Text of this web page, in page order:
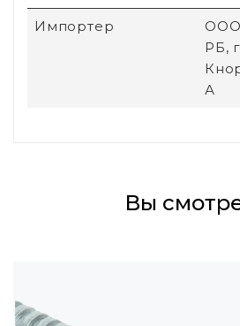
Импортер
ООО
РБ,
А
Вы